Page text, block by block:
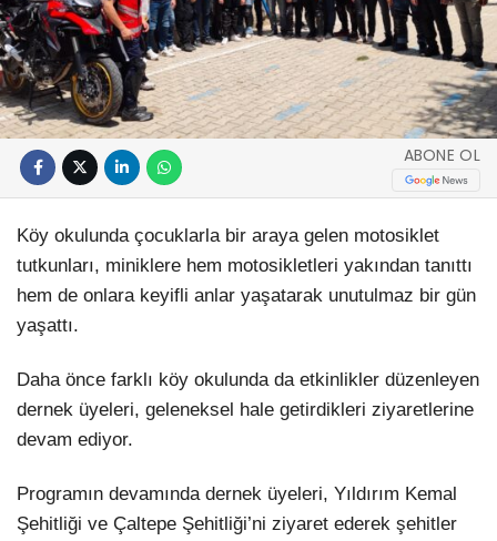
ABONE OL
Köy okulunda çocuklarla bir araya gelen motosiklet
tutkunları, miniklere hem motosikletleri yakından tanıttı
hem de onlara keyifli anlar yaşatarak unutulmaz bir gün
yaşattı.
Daha önce farklı köy okulunda da etkinlikler düzenleyen
dernek üyeleri, geleneksel hale getirdikleri ziyaretlerine
devam ediyor.
Programın devamında dernek üyeleri, Yıldırım Kemal
Şehitliği ve Çaltepe Şehitliği’ni ziyaret ederek şehitler